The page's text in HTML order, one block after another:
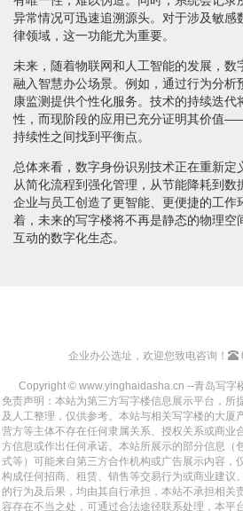
异常情况可迅速追溯源头。对于涉及敏感
律领域，这一功能尤为重要。
未来，随着物联网和人工智能的发展，数
融入智慧办公场景。例如，通过行为分析
康监测提供个性化服务。技术的持续迭代
性，而现阶段的应用已充分证明其价值
持续性之间找到平衡点。
总体来看，数字身份识别技术正在重新定
从简化流程到强化管理，从节能降耗到数
企业与员工创造了更智能、更便捷的工作
着，未来的写字楼将不再是静态的物理空
互动的数字化生态。
企业办公选址，欢迎您致电咨询！
Copyright © www.yinghaidasha.cn --青岛写字
免责声明：本站为第三方写字楼信息展示平台，所
及人工整理，仅供参考。本站与相关写字楼的大厦
营方等主体不存在任何隶属关系、授权关系或商业
方信息或作出任何承诺。本站所展示的部分信息（
式等）可能来自第三方合作机构或广告展示内容，
构成任何招商、租赁、销售等交易行为或商业建议
的行为及后果，均由其自行承担，本站不承担相关
容存在不当之处，可通过合法途径联系处理，本平